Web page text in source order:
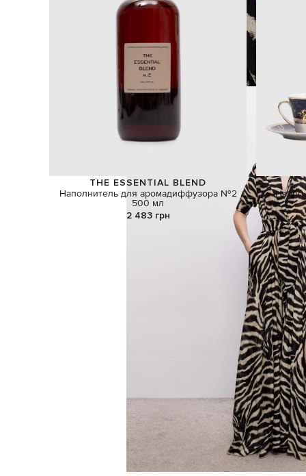
THE ESSENTIAL BLEND
Наполнитель для аромадиффузора №2
500 мл
2 483 грн
Набор